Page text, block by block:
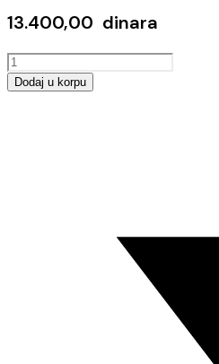
13.400,00 dinara
UNITAS
INFINITY
Dodaj u korpu